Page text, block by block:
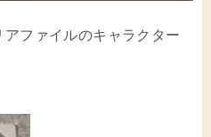
ファイルのキャラクター